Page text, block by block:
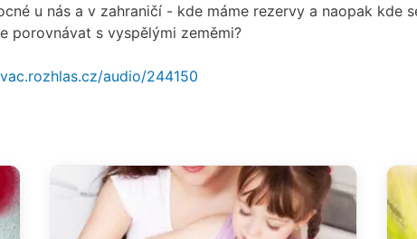
u nás a v zahraničí - kde máme rezervy a naopak kde
porovnávat s vyspělými zeměmi?
audio/244150